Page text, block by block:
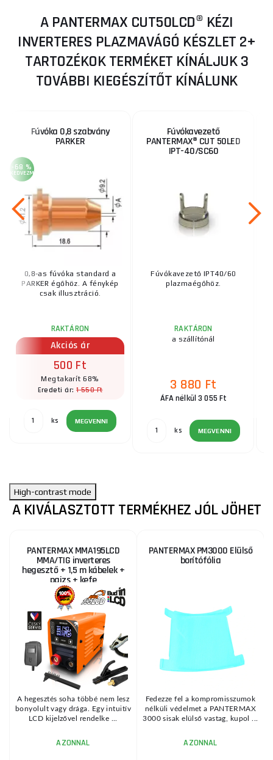
A PANTERMAX CUT50LCD® KÉZI
INVERTERES PLAZMAVÁGÓ KÉSZLET 2+
TARTOZÉKOK TERMÉKET KÍNÁLJUK 3
TOVÁBBI KIEGÉSZÍTŐT KÍNÁLUNK
Fúvóka 0,8 szabvány
PARKER
-68 %
KEDVEZMÉNY
0,8-as fúvóka standard a
PARKER égőhöz. A fénykép
csak illusztráció.
RAKTÁRON
Akciós ár
500 Ft
Megtakarít 68%
Eredeti ár:1 550 Ft
ks MEGVENNI
Fúvókavezető
PANTERMAX® CUT 50LED
IPT-40/SC60
Fúvókavezető IPT40/60
plazmaégőhöz.
RAKTÁRON
a szállítónál
3 880 Ft
ÁFA nélkül 3 055 Ft
ks MEGVENNI
High-contrast mode
A KIVÁLASZTOTT TERMÉKHEZ JÓL JÖHET
PANTERMAX MMA195LCD
MMA/TIG inverteres
hegesztő + 1,5 m kábelek +
pajzs + kefe
A hegesztés soha többé nem lesz
bonyolult vagy drága. Egy intuitív
LCD kijelzővel rendelke ...
AZONNAL
PANTERMAX PM3000 Elülső
borítófólia
Fedezze fel a kompromisszumok
nélküli védelmet a PANTERMAX
3000 sisak elülső vastag, kupol ...
AZONNAL